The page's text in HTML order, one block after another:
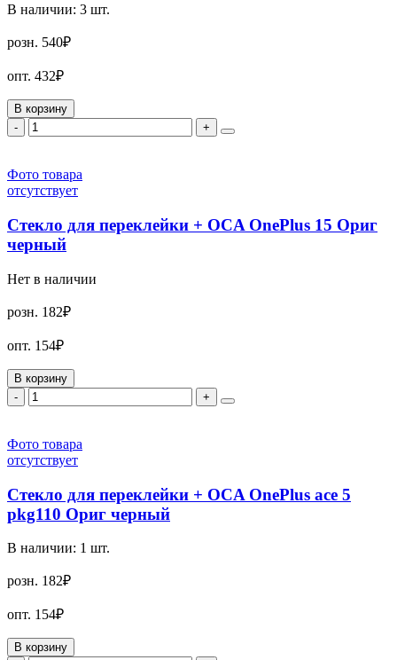
В наличии: 3 шт.
розн. 540₽
опт. 432₽
В корзину
-
+
Фото товара
отсутствует
Стекло для переклейки + OCA OnePlus 15 Ориг
черный
Нет в наличии
розн. 182₽
опт. 154₽
В корзину
-
+
Фото товара
отсутствует
Стекло для переклейки + OCA OnePlus ace 5
pkg110 Ориг черный
В наличии: 1 шт.
розн. 182₽
опт. 154₽
В корзину